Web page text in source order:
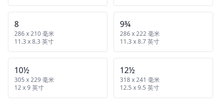
8
286 x 210 毫米
11.3 x 8.3 英寸
9¾
286 x 222 毫米
11.3 x 8.7 英寸
10½
305 x 229 毫米
12 x 9 英寸
12½
318 x 241 毫米
12.5 x 9.5 英寸